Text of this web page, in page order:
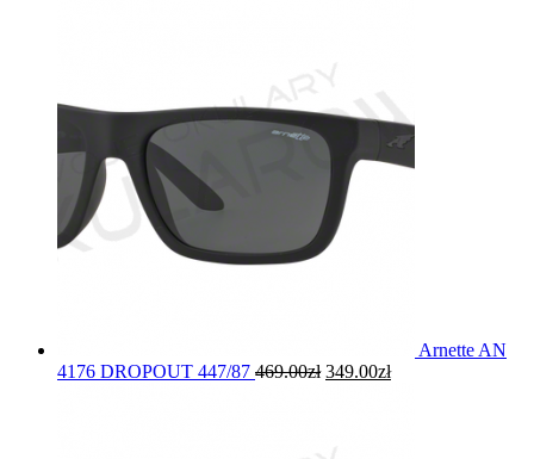
Arnette AN
4176 DROPOUT 447/87 469.00zł 349.00zł